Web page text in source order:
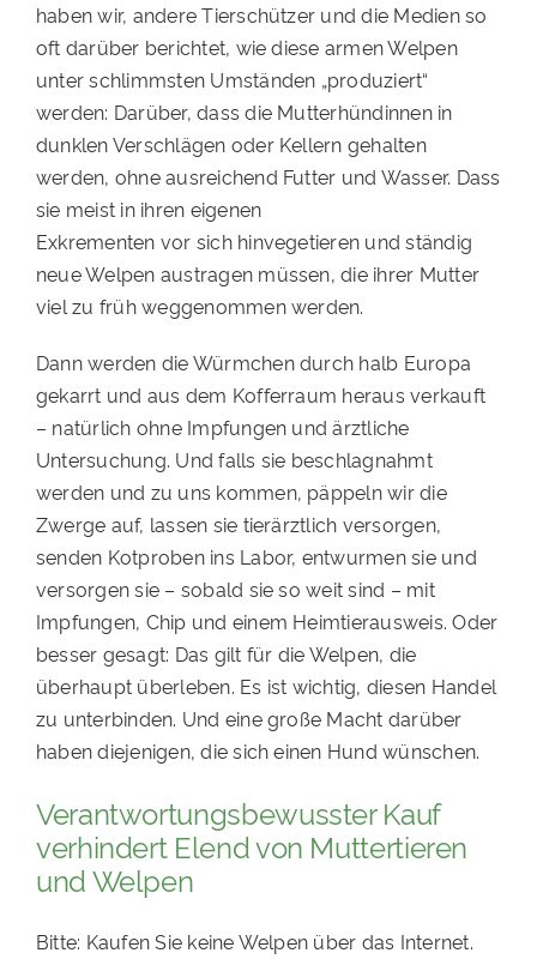
haben wir, andere Tierschützer und die Medien so
oft darüber berichtet, wie diese armen Welpen
unter schlimmsten Umständen „produziert“
werden: Darüber, dass die Mutterhündinnen in
dunklen Verschlägen oder Kellern gehalten
werden, ohne ausreichend Futter und Wasser. Dass
sie meist in ihren eigenen
Exkrementen vor sich hinvegetieren und ständig
neue Welpen austragen müssen, die ihrer Mutter
viel zu früh weggenommen werden.
Dann werden die Würmchen durch halb Europa
gekarrt und aus dem Kofferraum heraus verkauft
– natürlich ohne Impfungen und ärztliche
Untersuchung. Und falls sie beschlagnahmt
werden und zu uns kommen, päppeln wir die
Zwerge auf, lassen sie tierärztlich versorgen,
senden Kotproben ins Labor, entwurmen sie und
versorgen sie – sobald sie so weit sind – mit
Impfungen, Chip und einem Heimtierausweis. Oder
besser gesagt: Das gilt für die Welpen, die
überhaupt überleben. Es ist wichtig, diesen Handel
zu unterbinden. Und eine große Macht darüber
haben diejenigen, die sich einen Hund wünschen.
Verantwortungsbewusster Kauf
verhindert Elend von Muttertieren
und Welpen
Bitte: Kaufen Sie keine Welpen über das Internet.